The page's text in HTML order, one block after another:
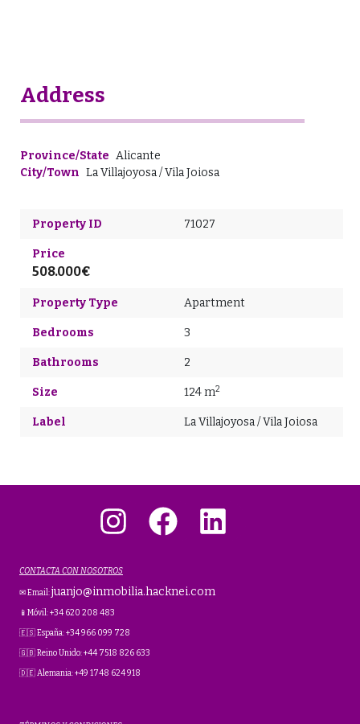
Address
Province/State Alicante
City/Town La Villajoyosa / Vila Joiosa
Property ID 71027
Price
508.000€
Property Type Apartment
Bedrooms 3
Bathrooms 2
Size 124 m2
Label La Villajoyosa / Vila Joiosa
InstagramFacebook LinkedIn
CONTACTA CON NOSOTROS
✉ Email:juanjo@inmobilia.hacknei.com
📱Móvil: +34 620 208 483
🇪🇸 España: +34 966 099 728
🇬🇧 Reino Unido: +44 7518 826 633
🇩🇪 Alemania: +49 1748 624 918